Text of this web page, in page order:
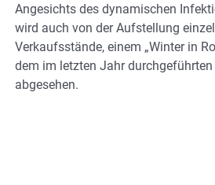
Angesichts des dynamischen
wird auch von der Aufstellung
Verkaufsstände, einem „Winter in
dem im letzten Jahr durchgeführten
abgesehen.